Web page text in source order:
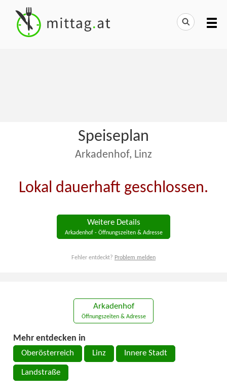
Speiseplan
Arkadenhof, Linz
Lokal dauerhaft geschlossen.
Weitere Details
Arkadenhof - Öffnungszeiten & Adresse
Fehler entdeckt? Problem melden
Arkadenhof
Öffnungszeiten & Adresse
Mehr entdecken in
Oberösterreich Linz Innere Stadt
Landstraße